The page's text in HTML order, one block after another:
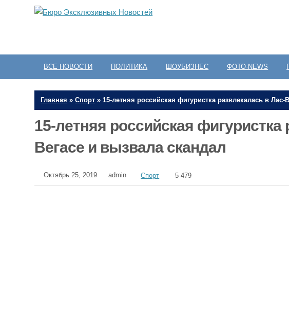
ВСЕ НОВОСТИ ПОЛИТИКА ШОУБИЗНЕС ФОТО-NEWS
Главная »Спорт »15-летняя российская фигуристка развлекалась в Лас-
15-летняя российская фигуристка
Вегасе и вызвала скандал
Октябрь 25, 2019 admin Спорт 5 479